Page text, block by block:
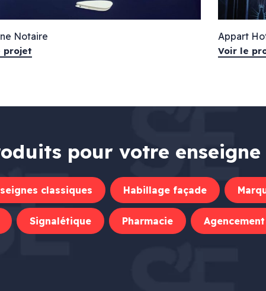
Notaire
projet
Appart
Voir le
pour votre enseigne
classiques Habillage façade
Signalétique Pharmacie Agencement